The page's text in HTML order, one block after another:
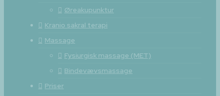
Øreakupunktur
Kranio sakral terapi
Massage
Fysiurgisk massage (MET)
Bindevævsmassage
Priser